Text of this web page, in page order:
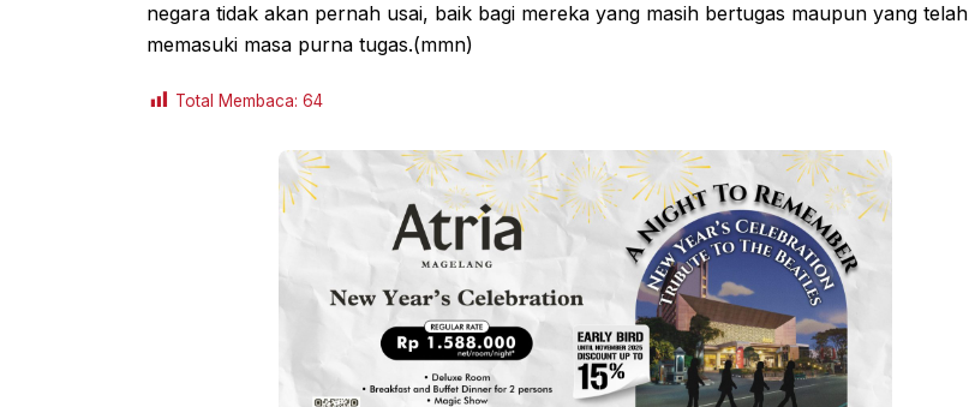
negara tidak akan pernah usai, baik bagi mereka yang masih bertugas maupun yang telah
memasuki masa purna tugas.(mmn)
Total Membaca: 64